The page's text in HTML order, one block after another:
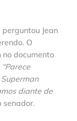
Jean
O
documento
“Parece
diante de
senador.